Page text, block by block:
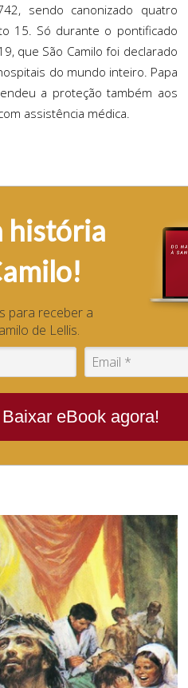
sendo canonizado quatro
15. Só durante o pontificado
que São Camilo foi declarado
do mundo inteiro. Papa
a proteção também aos
assistência médica.
história
para receber a
de Lellis.
Baixar eBook agora!